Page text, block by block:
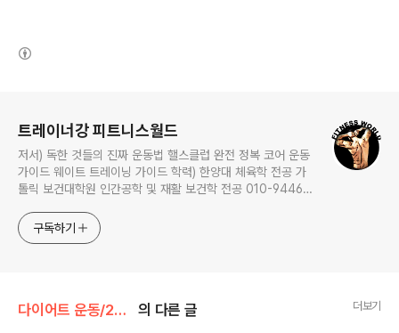
트레이너강 피트니스월드
저서) 독한 것들의 진짜 운동법 핼스클럽 완전 정복 코어 운동
가이드 웨이트 트레이닝 가이드 학력) 한양대 체육학 전공 가
톨릭 보건대학원 인간공학 및 재활 보건학 전공 010-9446-
구독하기
다이어트 운동/2014 오늘의 운동 의 다른 글 더보기